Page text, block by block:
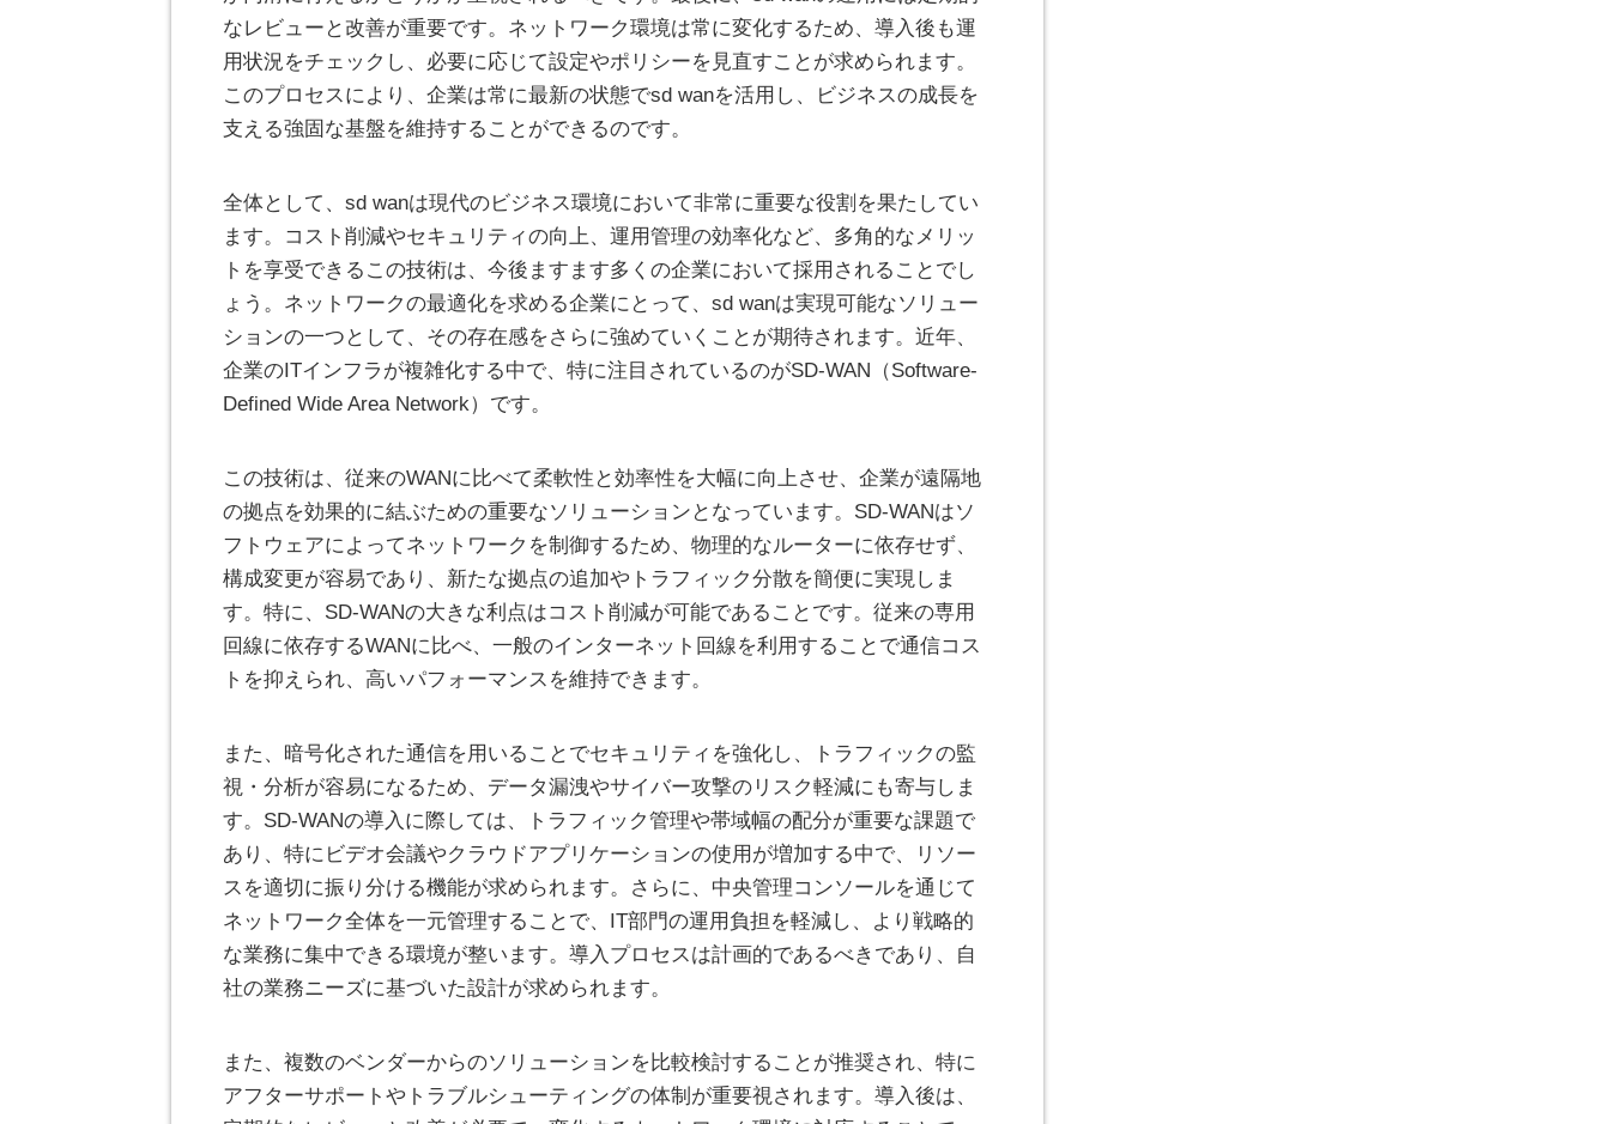
なレビューと改善が重要です。ネットワーク環境は常に変化するため、導入後も運
用状況をチェックし、必要に応じて設定やポリシーを見直すことが求められます。
このプロセスにより、企業は常に最新の状態でsd wanを活用し、ビジネスの成長を
支える強固な基盤を維持することができるのです。
全体として、sd wanは現代のビジネス環境において非常に重要な役割を果たしてい
ます。コスト削減やセキュリティの向上、運用管理の効率化など、多角的なメリッ
トを享受できるこの技術は、今後ますます多くの企業において採用されることでし
ょう。ネットワークの最適化を求める企業にとって、sd wanは実現可能なソリュー
ションの一つとして、その存在感をさらに強めていくことが期待されます。近年、
企業のITインフラが複雑化する中で、特に注目されているのがSD-WAN（Software-
Defined Wide Area Network）です。
この技術は、従来のWANに比べて柔軟性と効率性を大幅に向上させ、企業が遠隔地
の拠点を効果的に結ぶための重要なソリューションとなっています。SD-WANはソ
フトウェアによってネットワークを制御するため、物理的なルーターに依存せず、
構成変更が容易であり、新たな拠点の追加やトラフィック分散を簡便に実現しま
す。特に、SD-WANの大きな利点はコスト削減が可能であることです。従来の専用
回線に依存するWANに比べ、一般のインターネット回線を利用することで通信コス
トを抑えられ、高いパフォーマンスを維持できます。
また、暗号化された通信を用いることでセキュリティを強化し、トラフィックの監
視・分析が容易になるため、データ漏洩やサイバー攻撃のリスク軽減にも寄与しま
す。SD-WANの導入に際しては、トラフィック管理や帯域幅の配分が重要な課題で
あり、特にビデオ会議やクラウドアプリケーションの使用が増加する中で、リソー
スを適切に振り分ける機能が求められます。さらに、中央管理コンソールを通じて
ネットワーク全体を一元管理することで、IT部門の運用負担を軽減し、より戦略的
な業務に集中できる環境が整います。導入プロセスは計画的であるべきであり、自
社の業務ニーズに基づいた設計が求められます。
また、複数のベンダーからのソリューションを比較検討することが推奨され、特に
アフターサポートやトラブルシューティングの体制が重要視されます。導入後は、